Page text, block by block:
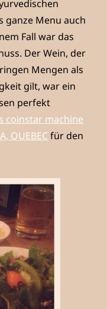
ganze Menu auch
Fall war das
Der Wein, der
Mengen als
gilt, war ein
perfekt
coinstar machine
QUEBECfür den